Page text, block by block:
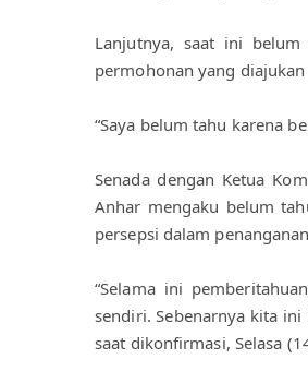
Lanjutnya, saat ini
permohonan yang
“Saya belum tahu karena
Senada dengan Ketua
Anhar mengaku belum
persepsi dalam
“Selama ini
sendiri. Sebenarnya kita
saat dikonfirmasi, Selasa